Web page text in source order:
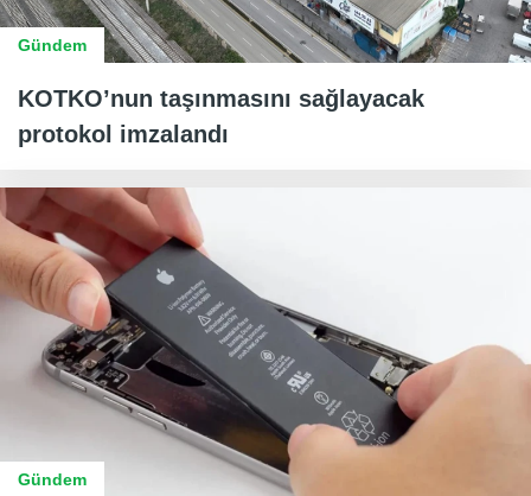
Gündem
KOTKO’nun taşınmasını sağlayacak
protokol imzalandı
Gündem